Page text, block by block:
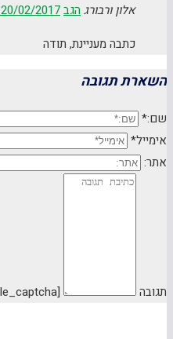
אלון ורבורג הגב20/02/2017 בשעה 12:02
כתבה מעניינת, תודה
השארת תגובה
שם:*
אימייל*
אתר:
תגובה [bws_google_captcha]